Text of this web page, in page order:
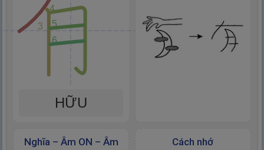
3
4
5
6
HỮU
Cách nhớ
Nghĩa – Âm ON – Âm